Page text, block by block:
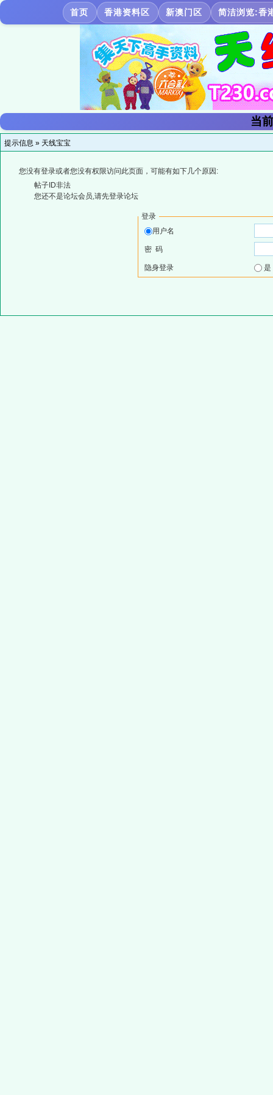
首页 香港资料区 新澳门区 简洁浏览:香
当
提示信息 » 天线宝宝
您没有登录或者您没有权限访问此页面，可能有如下几个原因:
帖子ID非法
您还不是论坛会员,请先登录论坛
登录
用户名
密 码
隐身登录